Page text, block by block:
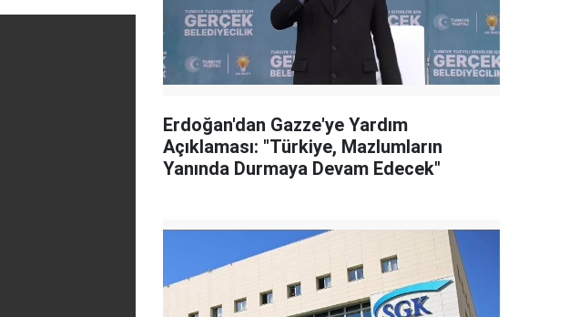
Erdoğan'dan Gazze'ye Yardım
Açıklaması: "Türkiye, Mazlumların
Yanında Durmaya Devam Edecek"